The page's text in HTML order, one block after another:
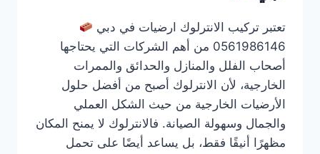
تعتبر تركيب الانترلوك ارضيات في دبي
0561986146 من أهم الشركات التي يحتاجها
أصحاب الفلل والمنازل والحدائق والممرات
الخارجية، لأن الانترلوك أصبح من أفضل حلول
الأرضيات الخارجية من حيث الشكل العملي
والجمال وسهولة الصيانة. فالانترلوك لا يمنح المكان
مظهرًا أنيقًا فقط، بل يساعد أيضًا على تحمل